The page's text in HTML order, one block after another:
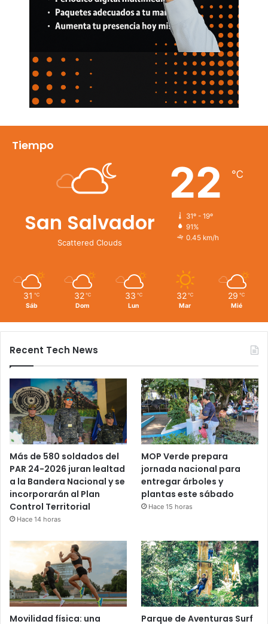
Tiempo
San Salvador
Scattered Clouds
22 ℃
31º - 19º
91%
0.45 km/h
31 ℃
Sáb
32 ℃
Dom
33 ℃
Lun
32 ℃
Mar
29 ℃
Mié
Recent Tech News
Más de 580 soldados del
PAR 24-2026 juran lealtad
a la Bandera Nacional y se
incorporarán al Plan
Control Territorial
Hace 14 horas
MOP Verde prepara
jornada nacional para
entregar árboles y
plantas este sábado
Hace 15 horas
Movilidad física: una
Parque de Aventuras Surf